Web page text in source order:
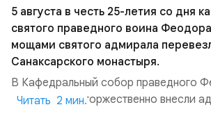
5 августа в честь 25-летия со дня
святого праведного воина
мощами святого адмирала
Санаксарского монастыря.
В Кафедральный собор праведного
Ушакова раку торжественно внесли
Читать 2 мин.